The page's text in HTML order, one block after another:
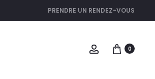
PRENDRE UN RENDEZ-VOUS
0